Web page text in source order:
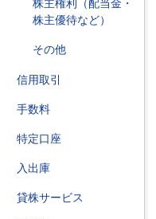
株主権利（配当金・
株主優待など）
その他
信用取引
手数料
特定口座
入出庫
貸株サービス